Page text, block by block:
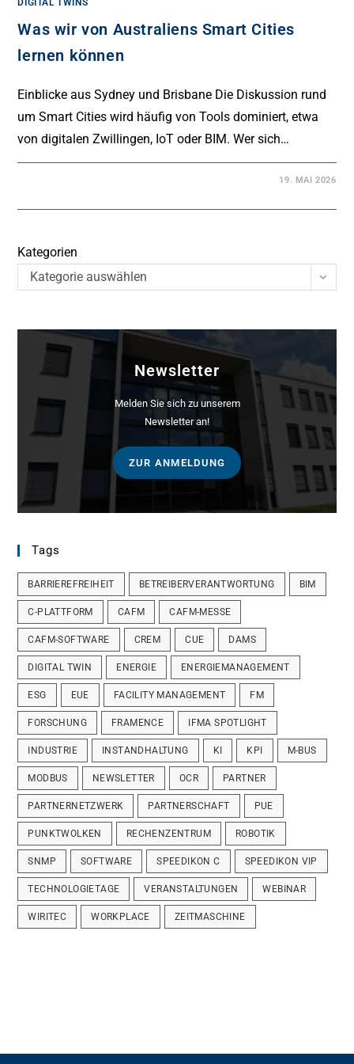
Was wir von Australiens Smart Cities
lernen können
Einblicke aus Sydney und Brisbane Die Diskussion rund
um Smart Cities wird häufig von Tools dominiert, etwa
von digitalen Zwillingen, IoT oder BIM. Wer sich…
19. MAI 2026
Kategorien
Kategorie auswählen
Newsletter
Melden Sie sich zu unserem
Newsletter an!
ZUR ANMELDUNG
Tags
BARRIEREFREIHEIT BETREIBERVERANTWORTUNG BIM
C-PLATTFORM CAFM CAFM-MESSE
CAFM-SOFTWARE CREM CUE DAMS
DIGITAL TWIN ENERGIE ENERGIEMANAGEMENT
ESG EUE FACILITY MANAGEMENT FM
FORSCHUNG FRAMENCE IFMA SPOTLIGHT
INDUSTRIE INSTANDHALTUNG KI KPI M-BUS
MODBUS NEWSLETTER OCR PARTNER
PARTNERNETZWERK PARTNERSCHAFT PUE
PUNKTWOLKEN RECHENZENTRUM ROBOTIK
SNMP SOFTWARE SPEEDIKON C SPEEDIKON VIP
TECHNOLOGIETAGE VERANSTALTUNGEN WEBINAR
WIRITEC WORKPLACE ZEITMASCHINE